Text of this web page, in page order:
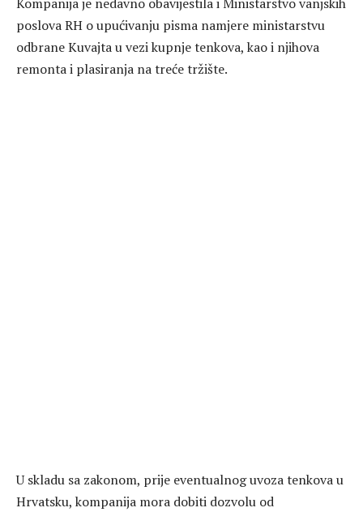
poslova RH o upućivanju pisma namjere ministarstvu
odbrane Kuvajta u vezi kupnje tenkova, kao i njihova
remonta i plasiranja na treće tržište.
U skladu sa zakonom, prije eventualnog uvoza tenkova u
Hrvatsku, kompanija mora dobiti dozvolu od